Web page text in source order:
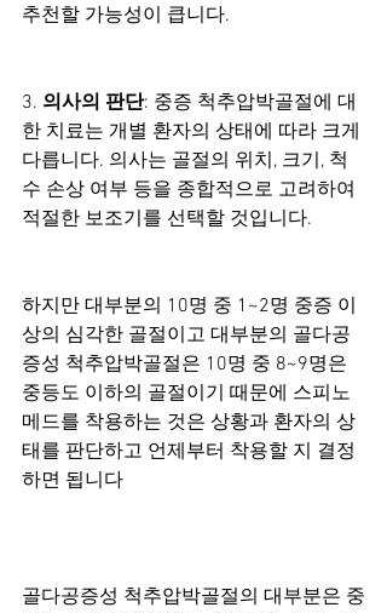
추천할 가능성이 큽니다.
3. 의사의 판단: 중증 척추압박골절에 대
한 치료는 개별 환자의 상태에 따라 크게
다릅니다. 의사는 골절의 위치, 크기, 척
수 손상 여부 등을 종합적으로 고려하여
적절한 보조기를 선택할 것입니다.
하지만 대부분의 10명 중 1~2명 중증 이
상의 심각한 골절이고 대부분의 골다공
증성 척추압박골절은 10명 중 8~9명은
중등도 이하의 골절이기 때문에 스피노
메드를 착용하는 것은 상황과 환자의 상
태를 판단하고 언제부터 착용할 지 결정
하면 됩니다
골다공증성 척추압박골절의 대부분은 중